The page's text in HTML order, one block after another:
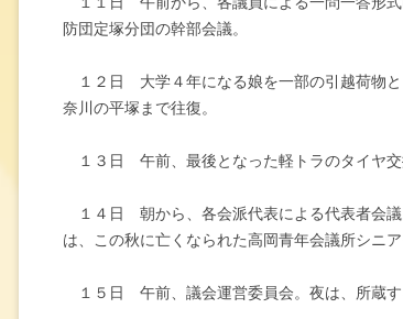
防団定塚分団の幹部会議。
１２日 大学４年になる娘を一部の引越荷物と
奈川の平塚まで往復。
１３日 午前、最後となった軽トラのタイヤ交
１４日 朝から、各会派代表による代表者会議
は、この秋に亡くなられた高岡青年会議所シニ
１５日 午前、議会運営委員会。夜は、所蔵す